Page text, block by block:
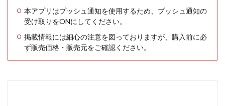
本アプリはプッシュ通知を使用するため、プッシュ通知の
受け取りをONにしてください。
掲載情報には細心の注意を図っておりますが、購入前に必
ず販売価格・販売元をご確認ください。